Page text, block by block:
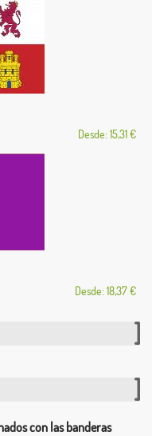
Desde: 15,31 €
Desde: 18,37 €
con las banderas